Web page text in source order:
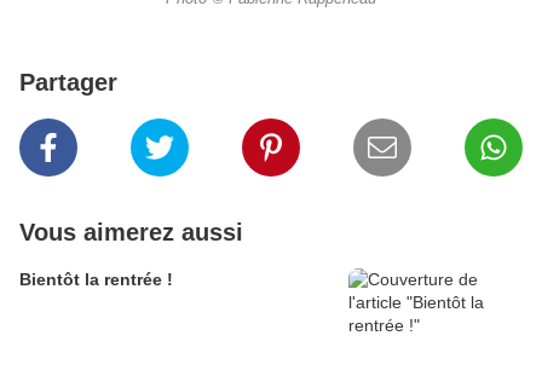
Partager
Vous aimerez aussi
Bientôt la rentrée !